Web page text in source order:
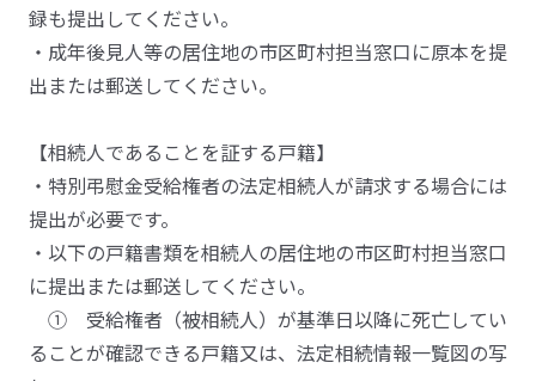
録も提出してください。
・成年後見人等の居住地の市区町村担当窓口に原本を提
出または郵送してください。
【相続人であることを証する戸籍】
・特別弔慰金受給権者の法定相続人が請求する場合には
提出が必要です。
・以下の戸籍書類を相続人の居住地の市区町村担当窓口
に提出または郵送してください。
① 受給権者（被相続人）が基準日以降に死亡してい
ることが確認できる戸籍又は、法定相続情報一覧図の写